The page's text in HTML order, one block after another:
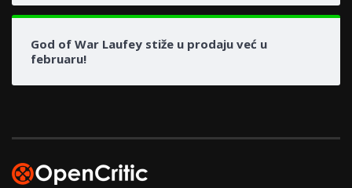
God of War Laufey stiže u prodaju već u
februaru!